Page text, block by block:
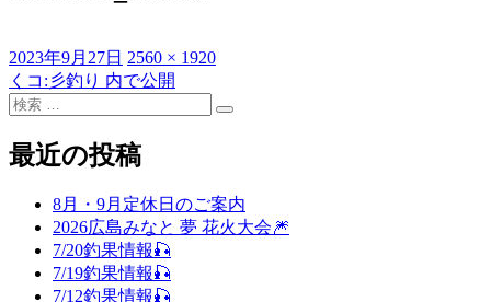
投
稿
日:
2023年9月27日 フ
ル
ズ
2560 × 1920
投
稿
ナ
くコ:彡釣り 内で公開
検
対
象:
検
最近の投稿
8月・9月定休日のご案内
2026広島みなと 夢 花火大会🎆
7/20釣果情報🎣
7/19釣果情報🎣
7/12釣果情報🎣